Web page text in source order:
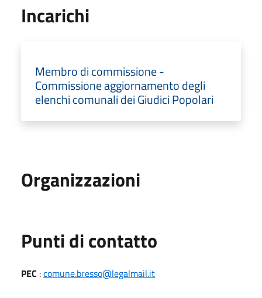
Incarichi
Membro di commissione -
Commissione aggiornamento degli
elenchi comunali dei Giudici Popolari
Organizzazioni
Punti di contatto
PEC :comune.bresso@legalmail.it